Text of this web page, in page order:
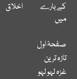
کے بارے
میں
اخلاق
صفحۂ اول
تازہ ترین
غزہ لہو لہو